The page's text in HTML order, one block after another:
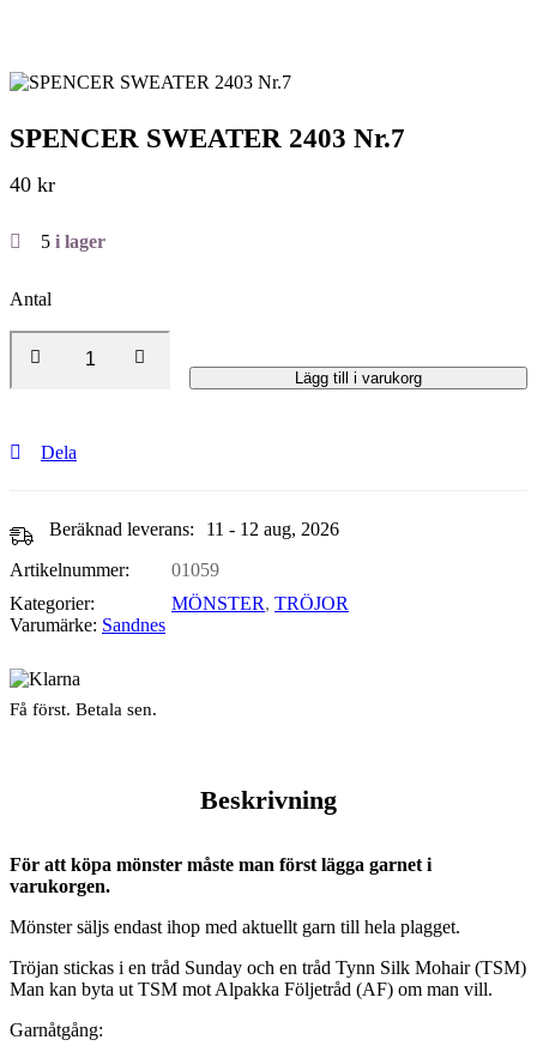
SPENCER SWEATER 2403 Nr.7
40 kr
5 i lager
Antal
Lägg till i varukorg
Dela
Beräknad leverans:
11 - 12 aug, 2026
Artikelnummer:
01059
Kategorier:
MÖNSTER, TRÖJOR
Varumärke: Sandnes
Få först. Betala sen.
Beskrivning
För att köpa mönster måste man först lägga garnet i
varukorgen.
Mönster säljs endast ihop med aktuellt garn till hela plagget.
Tröjan stickas i en tråd Sunday och en tråd Tynn Silk Mohair (TSM)
Man kan byta ut TSM mot Alpakka Följetråd (AF) om man vill.
Garnåtgång: